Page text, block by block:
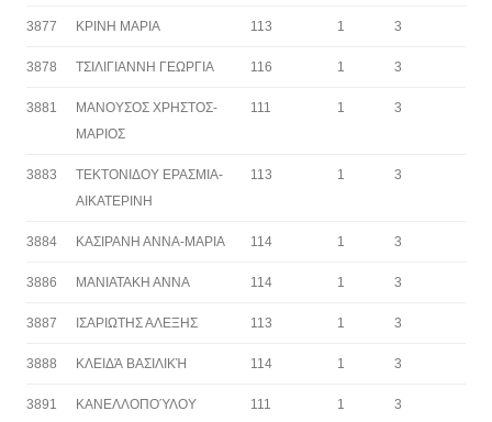
3877 ΚΡΙΝΗ ΜΑΡΙΑ 113 1 3
3878 ΤΣΙΛΙΓΙΑΝΝΗ ΓΕΩΡΓΙΑ 116 1 3
3881
ΜΑΝΟΥΣΟΣ ΧΡΗΣΤΟΣ-
ΜΑΡΙΟΣ
111 1 3
3883
ΤΕΚΤΟΝΙΔΟΥ ΕΡΑΣΜΙΑ-
ΑΙΚΑΤΕΡΙΝΗ
113 1 3
3884 ΚΑΣΙΡΑΝΗ ΑΝΝΑ-ΜΑΡΙΑ 114 1 3
3886 ΜΑΝΙΑΤΑΚΗ ΑΝΝΑ 114 1 3
3887 ΙΣΑΡΙΩΤΗΣ ΑΛΕΞΗΣ 113 1 3
3888 ΚΛΕΙΔΆ ΒΑΣΙΛΙΚΉ 114 1 3
3891
ΚΑΝΕΛΛΟΠΟΎΛΟΥ
111 1 3